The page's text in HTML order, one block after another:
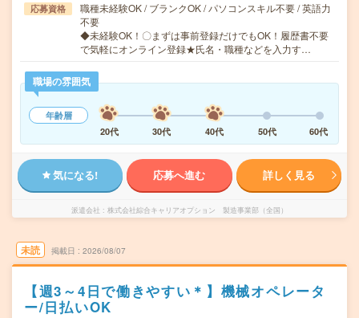
応募資格
職種未経験OK / ブランクOK / パソコンスキル不要 / 英語力
不要
◆未経験OK！〇まずは事前登録だけでもOK！履歴書不要
で気軽にオンライン登録★氏名・職種などを入力す…
職場の雰囲気
年齢層
20代
30代 40代 50代 60代
気になる! 応募へ進む 詳しく見る
派遣会社 株式会社綜合キャリアオプション 製造事業部（全国）
未読 掲載日 2026/08/07
【週3～4日で働きやすい＊】機械オペレータ
ー/日払いOK